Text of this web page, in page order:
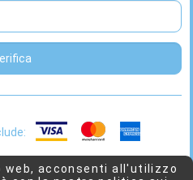
Powered byJuniperThis
acconsenti all'utilizzo